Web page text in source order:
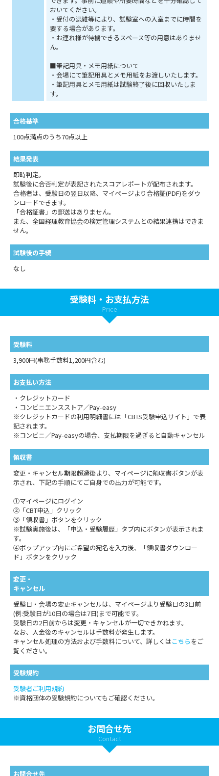
おいてください。
・受付の混雑等により、試験室への入室までに時間を
要する場合があります。
・お連れ様が待機できるスペース等の用意はありませ
ん。
■筆記用具・メモ用紙について
・会場にて筆記用具とメモ用紙をお渡しいたします。
・筆記用具とメモ用紙は試験終了後に回収いたしま
す。
合格基準
100点満点のうち70点以上
結果発表
即時判定。
試験後に合否判定が表記されたスコアレポートが配布されます。
合格者は、受験日の翌日以降、マイページより合格証(PDF)をダウ
ンロードできます。
「合格証書」の郵送はありません。
また、全国経理教育協会の検定管理システムとの結果連携はできま
せん。
試験後の手続
なし
受験料・お支払方法
Price
受験料
3,900円(事務手数料1,200円含む)
お支払い方法
・クレジットカード
・コンビニエンスストア／Pay-easy
※クレジットカードの利用明細書には「CBTS受験申込サイト」で表
記されます。
※コンビニ／Pay-easyの場合、支払期限を過ぎると自動キャンセル
領収書
変更・キャンセル期限超過後より、マイページに領収書ボタンが表
示され、下記の手順にてご自身での出力が可能です。
①マイページにログイン
②「CBT申込」クリック
③「領収書」ボタンをクリック
※試験実施後は、「申込・受験履歴」タブ内にボタンが表示されま
す。
④ポップアップ内にご希望の宛名を入力後、「領収書ダウンロー
ド」ボタンをクリック
変更・
キャンセル
受験日・会場の変更キャンセルは、マイページより受験日の3日前
(例:受験日が10日の場合は7日)まで可能です。
受験日の2日前からは変更・キャンセルが一切できかねます。
なお、入金後のキャンセルは手数料が発生します。
キャンセル処理の方法および手数料について、詳しくはこちら をご
覧ください。
受験規約
受験者ご利用規約
※資格団体の受験規約についてもご確認ください。
お問合せ先
Contact
お問合せ先